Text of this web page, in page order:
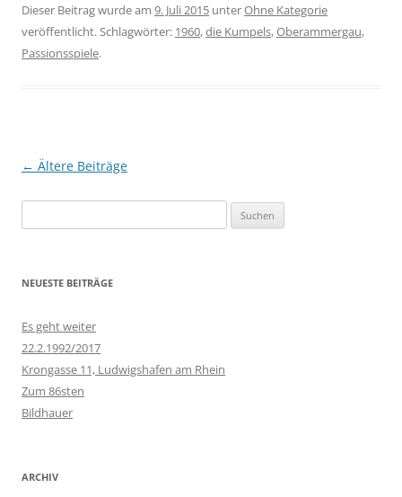
Dieser Beitrag wurde am 9. Juli 2015 unterOhne Kategorie
veröffentlicht. Schlagwörter: 1960,die Kumpels,Oberammergau,
Passionsspiele.
Beitragsnavigation
← Ältere Beiträge
nach:
NEUESTE BEITRÄGE
Es geht weiter
22.2.1992/2017
Krongasse 11, Ludwigshafen am Rhein
Zum 86sten
Bildhauer
ARCHIV